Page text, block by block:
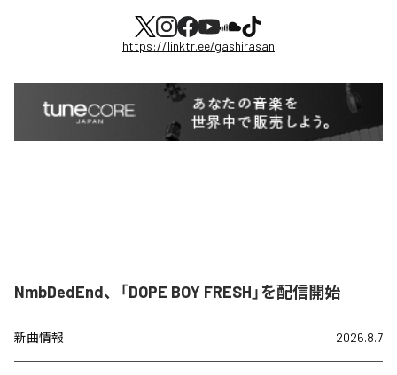
https://linktr.ee/gashirasan
NmbDedEnd、「DOPE BOY FRESH」を配信開始
新曲情報 2026.8.7